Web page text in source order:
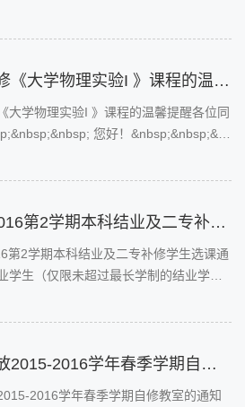
关于选修《大学物理实验I 》课程的温馨提醒
大学物理实验I 》课程的温馨提醒各位同
您好！&nbsp;&nbsp;&n
2015-2016第2学期本科结业及二专补修学生选课通知
第2学期本科结业及二专补修学生选课通
学生（仅限未超过最长学制的结业学
关于开放2015-2016学年春季学期自修教室的通知
2016学年春季学期自修教室的通知